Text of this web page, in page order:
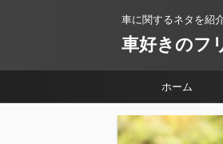
車に関するネタを紹
車好きのフ
ホーム